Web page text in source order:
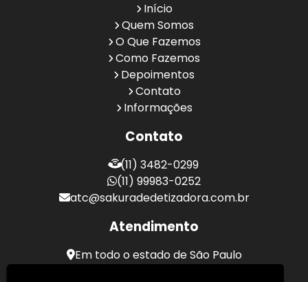
Início
Quem Somos
O Que Fazemos
Como Fazemos
Depoimentos
Contato
Informações
Contato
(11) 3482-0299
(11) 99983-0252
atc@sakuradedetizadora.com.br
Atendimento
Em todo o estado de São Paulo